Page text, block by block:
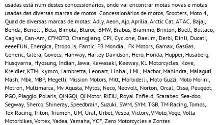
usadas está num destes concessionários, onde vai encontrar motas novas e motas
usadas das diversas marcas de motos. Concessionários de motos, Scooters, Moto 4,
Quad de diversas marcas de motas: Adly, Aeon, Ajp, Aprilia, Arctic Cat, ATAC, Bajaj,
Benda, Benelli, Beta, Bimota, Bluroc, BMW, Brabus, Brammo, Brixton, Buell, Bultaco,
Cagiva, Can‑Am, CFMOTO, Changjiang, CPI, Cyclone, Daelim, Derbi, Dinli, Ducati,
eeeeFUN, Energica, Etropolis, Fantic, FB Mondial, FK Motors, Gamax, GasGas,
Generic, Gilera, Govecs, Hanway, Harley Davidson, Hero, Honda, Hupper, Husaberg,
Husqvarna, Hyosung, Indian, Jawa, Kawasaki, Keeway, KL Motorcycles, Kove,
Kreidler, KTM, Kymco, Lambretta, Leonart, Linhai, LML, Macbor, Mahindra, Malaguti,
Mash, Mbk, MBP, Megelli, Mission Motors, Mitt, Morbidelli, Moto Guzzi, Moto Morini,
Motron, Multimarca, Mv Agusta, Mytos, Neco, Neovolt, Norton, Orcal, Ossa, Peugeot,
PGO, Piaggio, Polaris, QINGQI, QJ Motor, RIEJU, Royal Enfield, Scarabeo, Sea-doo,
Segway, Sherco, Shineray, Speedbrain, Suzuki, SWM, SYM, TGB, TM Racing, Tomos,
Tox Racing, Triton, Triumph, UM, Ural, Urbet, Vespa, Victory, VMoto, Voge, Volta
Motorbikes, Vortex, Yadea, Yamaha, YCF, Zero Motorcycles e Zontes